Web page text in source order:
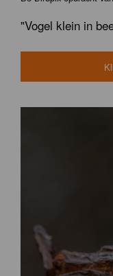
"Vogel klein in